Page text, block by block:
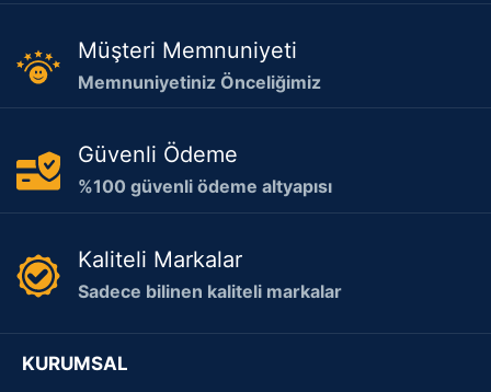
Müşteri Memnuniyeti
Memnuniyetiniz Önceliğimiz
Güvenli Ödeme
%100 güvenli ödeme altyapısı
Kaliteli Markalar
Sadece bilinen kaliteli markalar
KURUMSAL